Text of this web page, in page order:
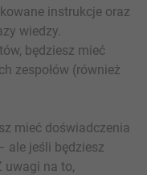
instrukcje oraz
wiedzy.
będziesz mieć
zespołów (również
mieć doświadczenia
ale jeśli będziesz
uwagi na to,